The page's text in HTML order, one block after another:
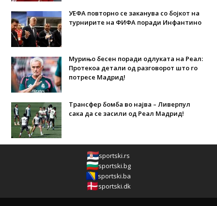
УЕФА повторно се заканува со бојкот на
турнирите на ФИФА поради Инфантино
Мурињо бесен поради одлуката на Реал:
Протекоа детали од разговорот што го
потресе Мадрид!
Трансфер бомба во најва – Ливерпул
сака да се засили од Реал Мадрид!
sportski.rs
sportski.bg
sportski.ba
sportski.dk